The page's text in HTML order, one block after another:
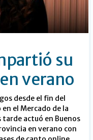
su
verano
desde el fin del
el Mercado de la
tarde actuó en Buenos
en verano con